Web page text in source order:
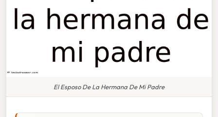
El Esposo De La Hermana De Mi Padre